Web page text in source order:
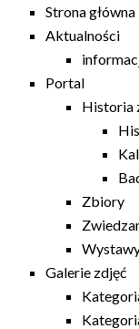
Strona główna
Aktualności
Portal
Historia
Zbiory
Galerie zdjęć